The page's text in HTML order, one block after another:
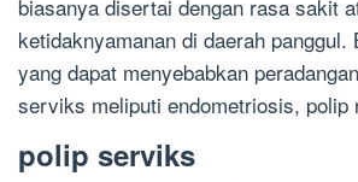
biasanya disertai dengan rasa sakit
ketidaknyamanan di daerah panggul.
yang dapat menyebabkan
serviks meliputi endometriosis, polip
polip serviks